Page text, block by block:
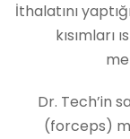
İthalatını
kısımları
Dr. Tech’in
(forceps)